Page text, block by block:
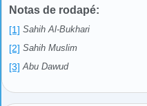
Notas de rodapé:
[1] Sahih Al-Bukhari
[2] Sahih Muslim
[3] Abu Dawud